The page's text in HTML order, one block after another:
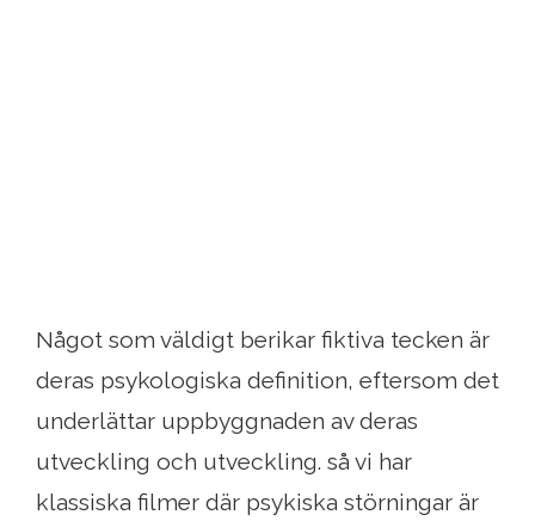
Något som väldigt berikar fiktiva tecken är
deras psykologiska definition, eftersom det
underlättar uppbyggnaden av deras
utveckling och utveckling. så vi har
klassiska filmer där psykiska störningar är